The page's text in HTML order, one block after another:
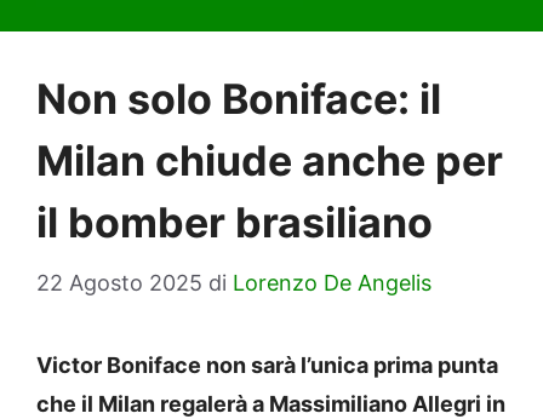
Non solo Boniface: il
Milan chiude anche per
il bomber brasiliano
22 Agosto 2025 di Lorenzo De Angelis
Victor Boniface non sarà l’unica prima punta
che il Milan regalerà a Massimiliano Allegri in